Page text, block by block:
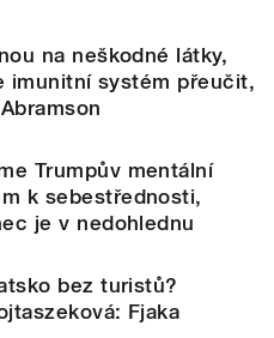
na neškodné látky,
imunitní systém přeučit,
Trumpův mentální
k sebestřednosti,
je v nedohlednu
bez turistů?
Fjaka